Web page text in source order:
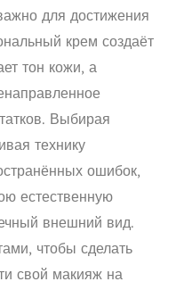
для достижения
крем создаёт
тон кожи, а
Выбирая
технику
ошибок,
естественную
внешний вид.
чтобы сделать
свой макияж на